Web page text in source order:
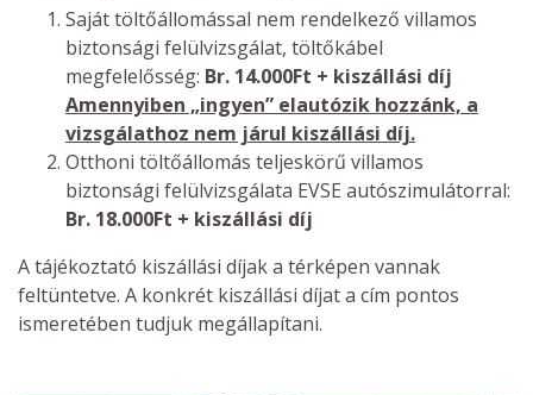
Saját töltőállomással nem rendelkező villamos
biztonsági felülvizsgálat, töltőkábel
megfelelősség: Br. 14.000Ft + kiszállási díj
Amennyiben „ingyen” elautózik hozzánk, a
vizsgálathoz nem járul kiszállási díj.
Otthoni töltőállomás teljeskörű villamos
biztonsági felülvizsgálata EVSE autószimulátorral:
Br. 18.000Ft + kiszállási díj
A tájékoztató kiszállási díjak a térképen vannak
feltüntetve. A konkrét kiszállási díjat a cím pontos
ismeretében tudjuk megállapítani.